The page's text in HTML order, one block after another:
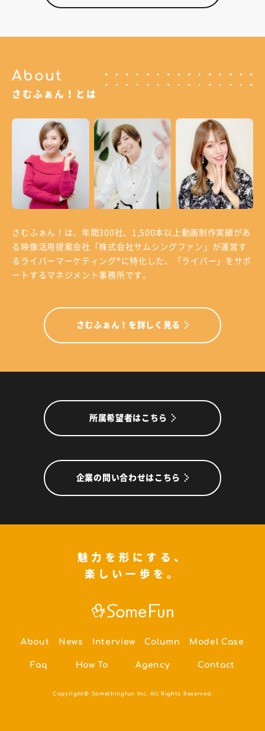
About
さむふぁん！とは
さむふぁん！は、年間300社、1,500本以上動画制作実績があ
る 映像活用提案会社「株式会社サムシングファン」が運営す
る ライバーマーケティング®に特化した、「ライバー」をサポ
ートするマネジメント事務所です。
さむふぁん！を詳しく見る
所属希望者はこちら
企業の問い合わせはこちら
魅力を形にする、
楽しい一歩を。
About News Interview Column Model Case
Faq How To Agency Contact
Copyright© Somethingfun Inc. All Rights Reserved.